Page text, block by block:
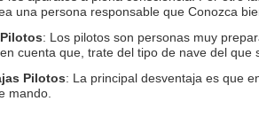
una persona responsable que Conozca
: Los pilotos son personas muy
cuenta que, trate del tipo de nave del
Pilotos: La principal desventaja es que
mando.